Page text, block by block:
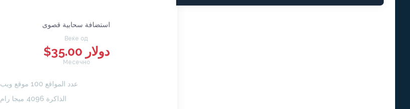
استضافة سحابية قصوى
Веќе од
$35.00 دولار
Месечно
عدد المواقع 100 موقع ويب
الذاكرة 4096 ميجا رام